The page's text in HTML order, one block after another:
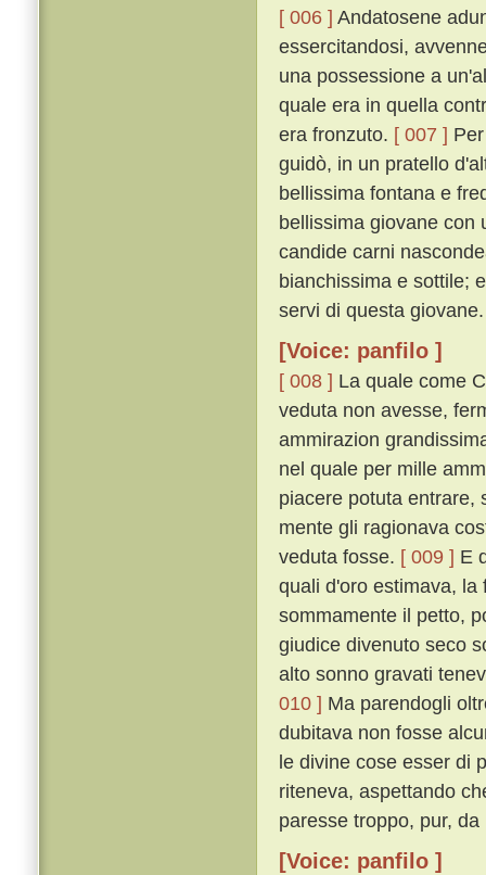
[ 006 ] Andatosene
essercitandosi,
una possessione a
quale era in quella
era fronzuto. [ 007 ]
guidò, in un pratello
bellissima fontana e
bellissima giovane con
candide carni
bianchissima e sottile;
servi di questa giovane.
[Voice: panfilo ]
[ 008 ] La quale come
veduta non avesse,
ammirazion
nel quale per mille
piacere potuta entrare,
mente gli ragionava
veduta fosse. [ 009 ] E
quali d'oro estimava,
sommamente il petto,
giudice divenuto seco
alto sonno gravati
010 ] Ma parendogli
dubitava non fosse
le divine cose esser di
riteneva, aspettando
paresse troppo, pur,
[Voice: panfilo ]